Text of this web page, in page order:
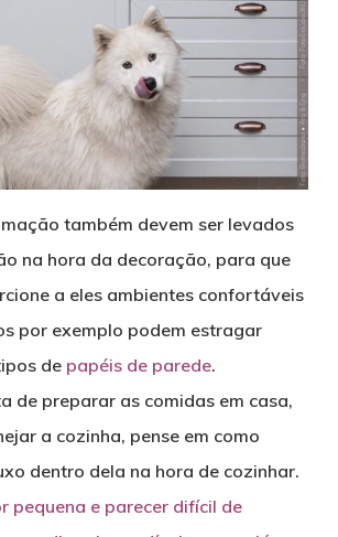
também devem ser levados
na hora da decoração, para que
a eles ambientes confortáveis
por exemplo podem estragar
de papéis de parede.
de preparar as comidas em casa,
a cozinha, pense em como
dentro dela na hora de cozinhar.
pequena e parecer difícil de